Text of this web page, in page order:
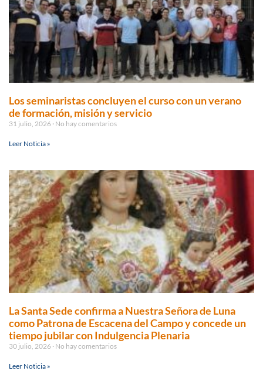
Los seminaristas concluyen el curso con un verano
de formación, misión y servicio
31 julio, 2026 No hay comentarios
Leer Noticia »
La Santa Sede confirma a Nuestra Señora de Luna
como Patrona de Escacena del Campo y concede un
tiempo jubilar con Indulgencia Plenaria
30 julio, 2026 No hay comentarios
Leer Noticia »